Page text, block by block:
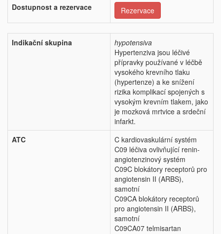
Dostupnost a rezervace
Rezervace
Indikační skupina
hypotensiva
Hypertenziva jsou léčivé
přípravky používané v léčbě
vysokého krevního tlaku
(hypertenze) a ke snížení
rizika komplikací spojených s
vysokým krevním tlakem, jako
je mozková mrtvice a srdeční
infarkt.
ATC
C kardiovaskulární systém
C09 léčiva ovlivňující renin-
angiotenzinový systém
C09C blokátory receptorů pro
angiotensin II (ARBS),
samotní
C09CA blokátory receptorů
pro angiotensin II (ARBS),
samotní
C09CA07 telmisartan